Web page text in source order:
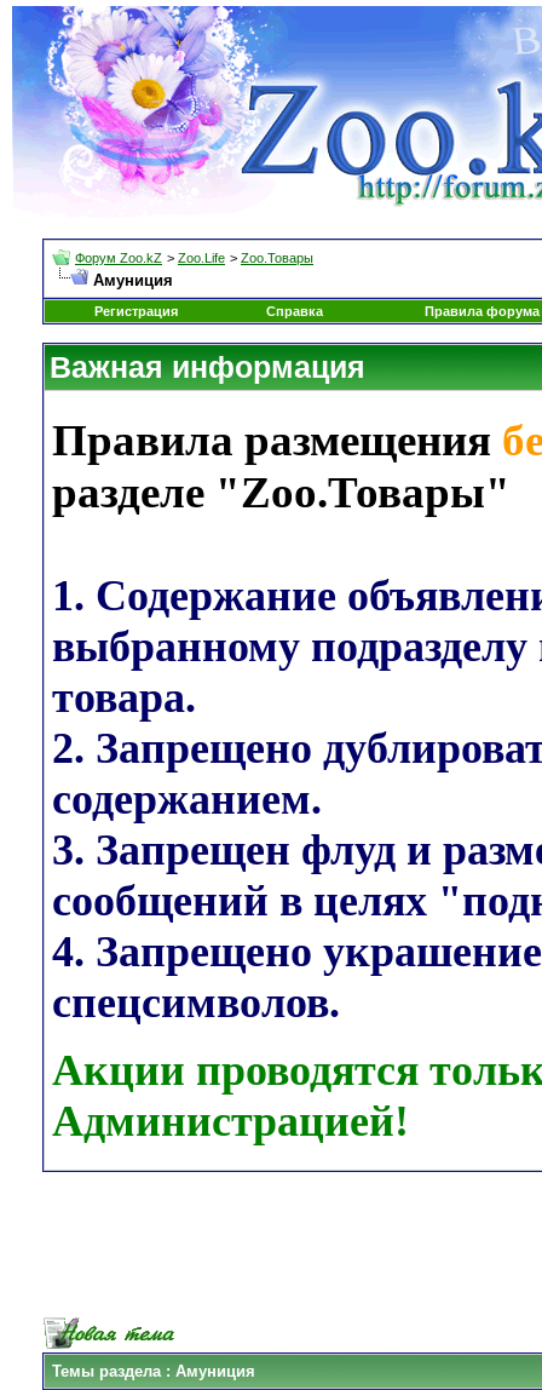
Форум Zoo.kZ > Zoo.Life > Zoo.Товары
Амуниция
Регистрация Справка Правила форума
Важная информация
Правила размещения
разделе "Zoo.Товары"
1. Содержание
выбранному
товара.
2. Запрещено
содержанием.
3. Запрещен флуд и
сообщений в целях
4. Запрещено
спецсимволов.
Акции проводятся
Администрацией!
Темы раздела: Амуниция